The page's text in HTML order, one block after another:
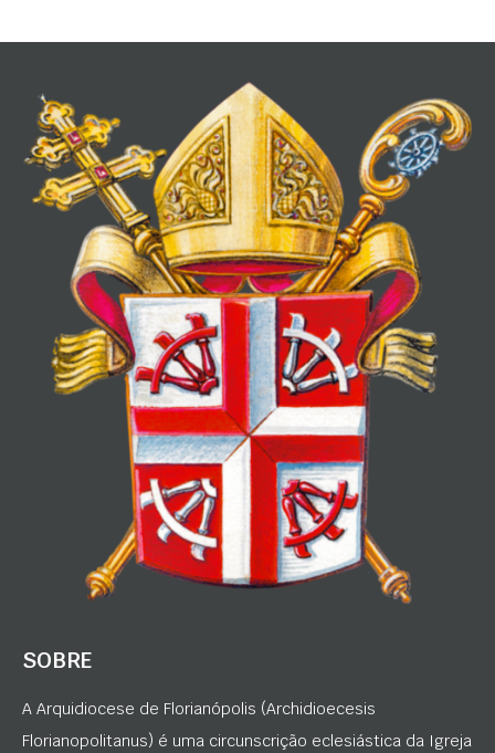
SOBRE
A Arquidiocese de Florianópolis (Archidioecesis
Florianopolitanus) é uma circunscrição eclesiástica da Igreja